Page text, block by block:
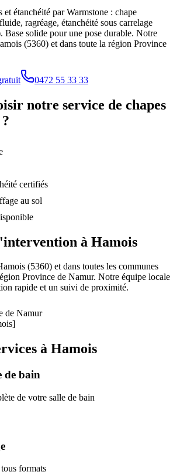
et étanchéité par Warmstone : chape
ragréage, étanchéité sous carrelage
solide pour une pose durable. Notre
(5360) et dans toute la région Province
0472 55 33 33
notre service de chapes
?
certifiés
au sol
à Hamois
(5360) et dans toutes les communes
Province de Namur. Notre équipe locale
rapide et un suivi de proximité.
de Namur
]
à Hamois
de bain
de votre salle de bain
formats